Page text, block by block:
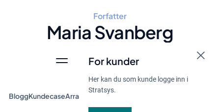
For kunder
Her kan du som kunde logge inn i
Stratsys.
Forfatter
Maria Svanberg
BloggKundecaseArrangement og webinar